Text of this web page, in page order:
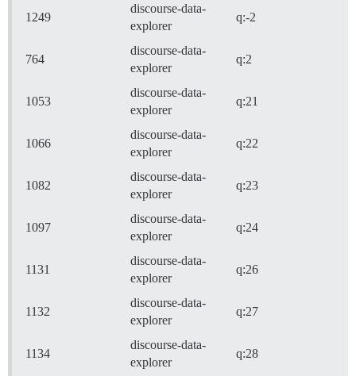
1249
discourse-data-
explorer
q:-2
764
discourse-data-
explorer
q:2
1053
discourse-data-
explorer
q:21
1066
discourse-data-
explorer
q:22
1082
discourse-data-
explorer
q:23
1097
discourse-data-
explorer
q:24
1131
discourse-data-
explorer
q:26
1132
discourse-data-
explorer
q:27
1134
discourse-data-
explorer
q:28